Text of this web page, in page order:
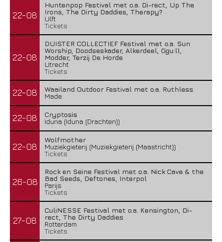
22-08
Huntenpop Festival met o.a. Di-rect, Up The
Irons, The Dirty Daddies, Therapy?
Ulft
Tickets
22-08
DUISTER COLLECTIEF Festival met o.a. Sun
Worship, Doodseskader, Alkerdeel, Ggu:ll,
Modder, Terzij De Horde
Utrecht
Tickets
22-08
Waailand Outdoor Festival met o.a. Ruthless
Made
22-08
Cryptosis
Iduna (Iduna (Drachten))
22-08
Wolfmother
Muziekgieterij (Muziekgieterij (Maastricht))
Tickets
26-08
Rock en Seine Festival met o.a. Nick Cave & the
Bad Seeds, Deftones, Interpol
Parijs
Tickets
27-08
CuliNESSE Festival met o.a. Kensington, Di-
rect, The Dirty Daddies
Rotterdam
Tickets